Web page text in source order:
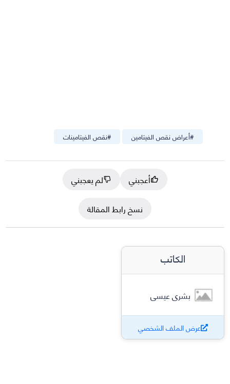
#نقص الفيتامينات #أعراض نقص الفيتامين
أعجبني
لم يعجبني
نسخ رابط المقالة
الكاتب
بشرى عيسى
عرض الملف الشخصي